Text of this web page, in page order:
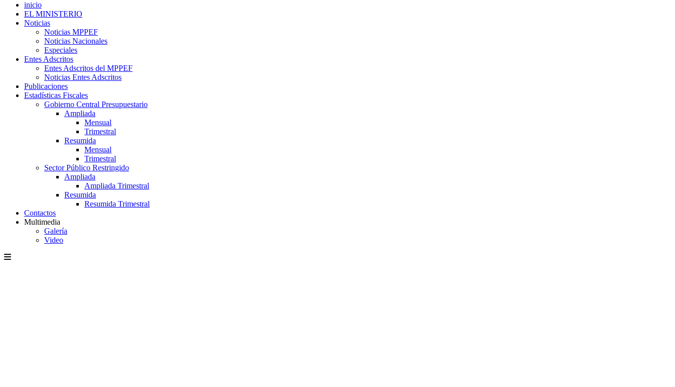
inicio
EL MINISTERIO
Noticias
Noticias MPPEF
Noticias Nacionales
Especiales
Entes Adscritos
Entes Adscritos del MPPEF
Noticias Entes Adscritos
Publicaciones
Estadísticas Fiscales
Gobierno Central Presupuestario
Ampliada
Mensual
Trimestral
Resumida
Mensual
Trimestral
Sector Público Restringido
Ampliada
Ampliada Trimestral
Resumida
Resumida Trimestral
Contactos
Multimedia
Galería
Video